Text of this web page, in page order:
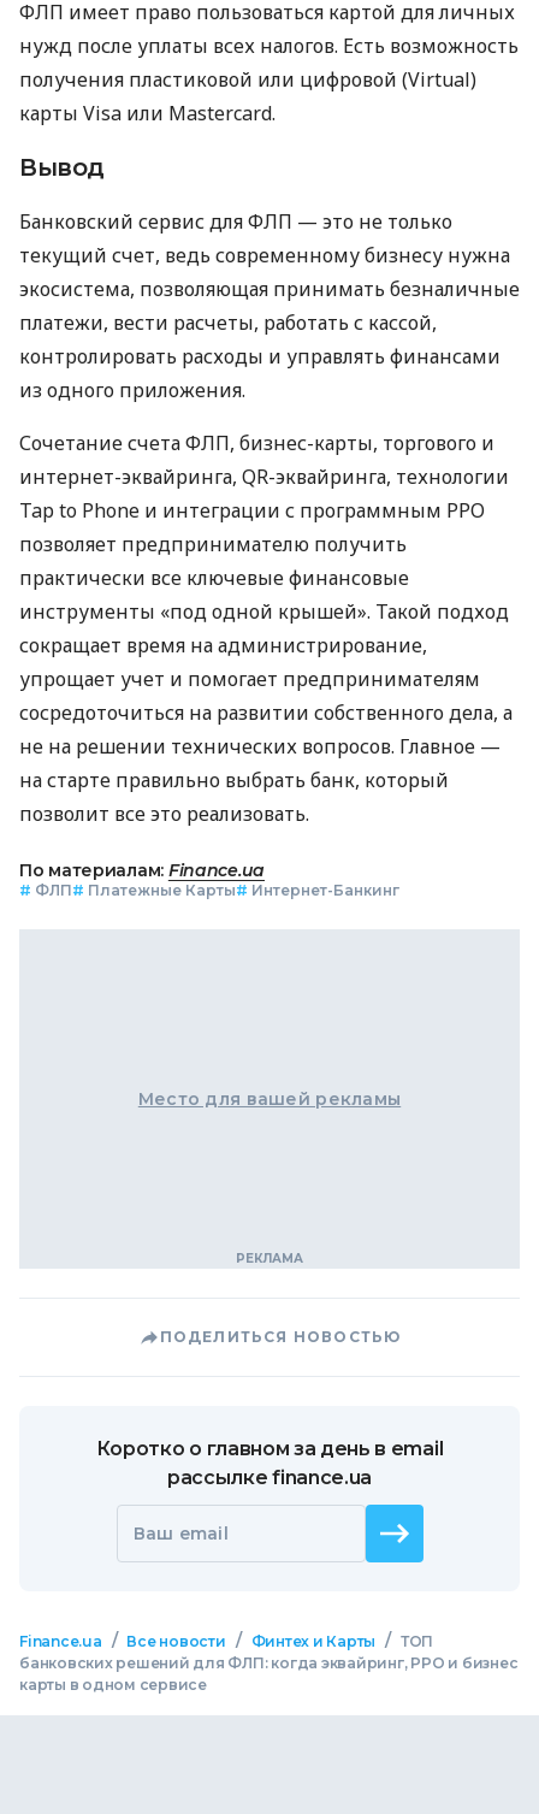
ФЛП имеет право пользоваться картой для личных
нужд после уплаты всех налогов. Есть возможность
получения пластиковой или цифровой (Virtual)
карты Visa или Mastercard.
Вывод
Банковский сервис для ФЛП — это не только
текущий счет, ведь современному бизнесу нужна
экосистема, позволяющая принимать безналичные
платежи, вести расчеты, работать с кассой,
контролировать расходы и управлять финансами
из одного приложения.
Сочетание счета ФЛП, бизнес-карты, торгового и
интернет-эквайринга, QR-эквайринга, технологии
Tap to Phone и интеграции с программным РРО
позволяет предпринимателю получить
практически все ключевые финансовые
инструменты «под одной крышей». Такой подход
сокращает время на администрирование,
упрощает учет и помогает предпринимателям
сосредоточиться на развитии собственного дела, а
не на решении технических вопросов. Главное —
на старте правильно выбрать банк, который
позволит все это реализовать.
По материалам: Finance.ua
# ФЛП# Платежные Карты# Интернет-Банкинг
Место для вашей рекламы
ПОДЕЛИТЬСЯ НОВОСТЬЮ
Коротко о главном за день в email
рассылке finance.ua
Ваш email
Finance.ua / Все новости / Финтех и Карты / ТОП
банковских решений для ФЛП: когда эквайринг, РРО и бизнес
карты в одном сервисе